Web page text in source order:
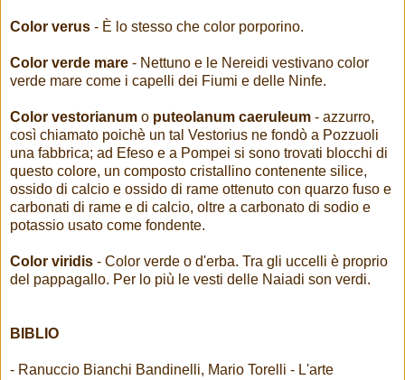
Color verus - È lo stesso che color porporino.
Color verde mare - Nettuno e le Nereidi vestivano color
verde mare come i capelli dei Fiumi e delle Ninfe.
Color vestorianum o puteolanum caeruleum - azzurro,
così chiamato poichè un tal Vestorius ne fondò a Pozzuoli
una fabbrica; ad Efeso e a Pompei si sono trovati blocchi di
questo colore, un composto cristallino contenente silice,
ossido di calcio e ossido di rame ottenuto con quarzo fuso e
carbonati di rame e di calcio, oltre a carbonato di sodio e
potassio usato come fondente.
Color viridis - Color verde o d'erba. Tra gli uccelli è proprio
del pappagallo. Per lo più le vesti delle Naiadi son verdi.
BIBLIO
- Ranuccio Bianchi Bandinelli, Mario Torelli - L'arte